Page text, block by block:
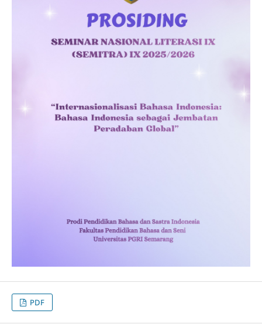
PDF